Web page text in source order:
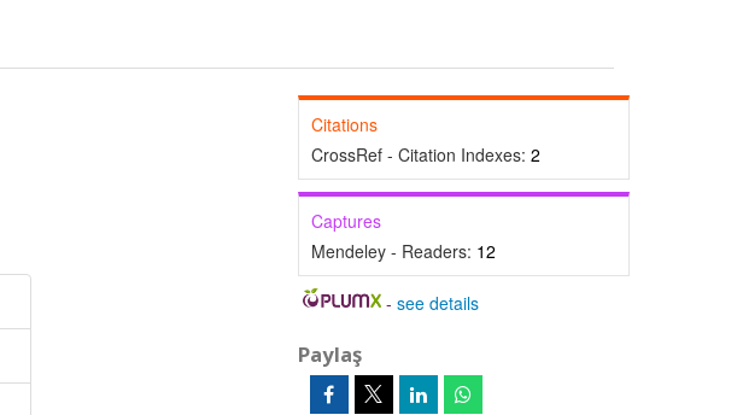
Citations
CrossRef - Citation Indexes: 2
Captures
Mendeley - Readers: 12
-see details
Paylaş